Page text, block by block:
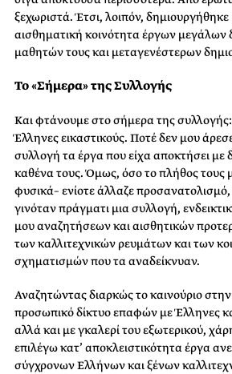
ξεχωριστά. Έτσι, λοιπόν, δημιουργήθηκε
αισθηματική κοινότητα έργων
μαθητών τους και μεταγενέστερων
Το «Σήμερα» της Συλλογής
Και φτάνουμε στο σήμερα της
Έλληνες εικαστικούς. Ποτέ δεν μου
συλλογή τα έργα που είχα αποκτήσει με
καθένα τους. Όμως, όσο το πλήθος τους
φυσικά– ενίοτε άλλαζε
γινόταν πράγματι μια συλλογή,
μου αναζητήσεων και αισθητικών
των καλλιτεχνικών ρευμάτων και των
σχηματισμών που τα αναδείκνυαν.
Αναζητώντας διαρκώς το καινούριο
προσωπικό δίκτυο επαφών με Έλληνες
αλλά και με γκαλερί του εξωτερικού,
επιλέγω κατ’ αποκλειστικότητα έργα
σύγχρονων Ελλήνων και ξένων